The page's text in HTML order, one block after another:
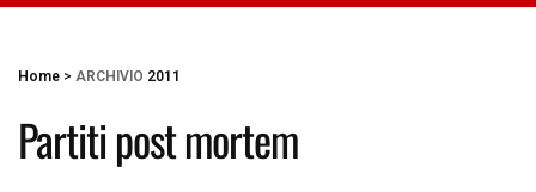
Home > ARCHIVIO 2011
Partiti post mortem